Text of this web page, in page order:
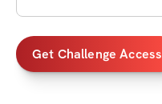
Get Challenge Access